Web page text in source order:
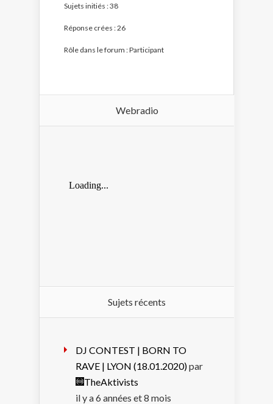
Sujets initiés : 38
Réponse crées : 26
Rôle dans le forum : Participant
Webradio
Sujets récents
DJ CONTEST | BORN TO
RAVE | LYON (18.01.2020)par
TheAktivists
il y a 6 années et 8 mois